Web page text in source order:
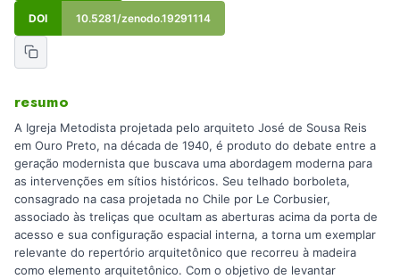
DOI 10.5281/zenodo.19291114
resumo
A Igreja Metodista projetada pelo arquiteto José de Sousa Reis
em Ouro Preto, na década de 1940, é produto do debate entre a
geração modernista que buscava uma abordagem moderna para
as intervenções em sítios históricos. Seu telhado borboleta,
consagrado na casa projetada no Chile por Le Corbusier,
associado às treliças que ocultam as aberturas acima da porta de
acesso e sua configuração espacial interna, a torna um exemplar
relevante do repertório arquitetônico que recorreu à madeira
como elemento arquitetônico. Com o objetivo de levantar